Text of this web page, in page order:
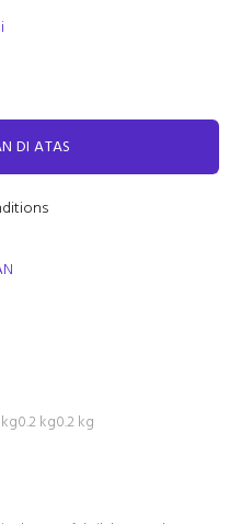
DI ATAS
kg0.2 kg